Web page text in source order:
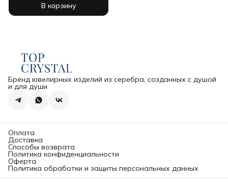
В корзину
Бренд ювелирных изделий из серебра, созданных с душой
и для души
Оплата
Доставка
Способы возврата
Политика конфиденциальности
Оферта
Политика обработки и защиты персональных данных